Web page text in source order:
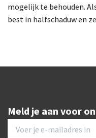
mogelijk te behouden.
best in halfschaduw en
Meld je aan voor